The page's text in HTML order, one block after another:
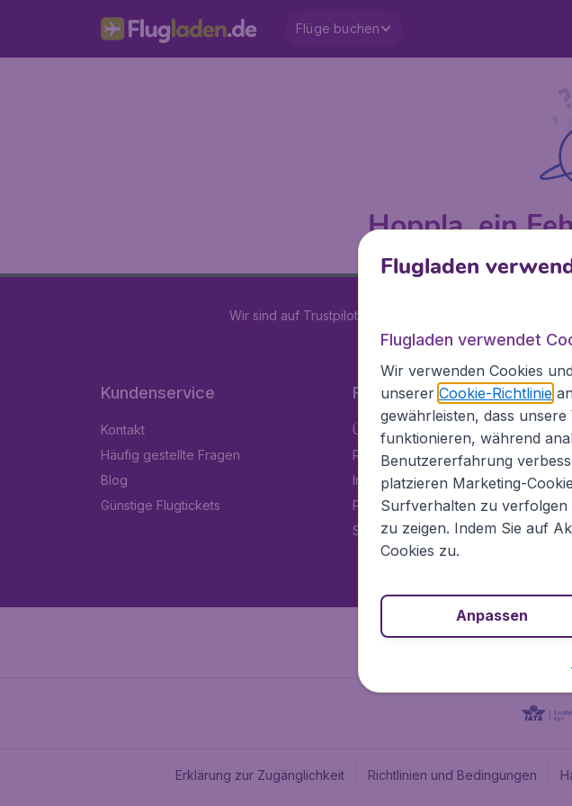
Flüge buchen
Hoppla, ein
Wir sind auf Trustpilot mit
Kundenservice
Kontakt
Häufig gestellte Fragen
Blog
Günstige Flugtickets
Flugladen.de
Über Flugladen.de
Rechtliche Informationen
Impressum
Partnerprogramm
Stellenangebote
Erklärung zur Zugänglichkeit Richtlinien und Bedingungen
Flugladen
Flugladen verwendet
Wir verwenden Cookies
unserer Cookie-Richtlinie
gewährleisten, dass
funktionieren, während
Benutzererfahrung
platzieren Marketing-
Surfverhalten zu verfolgen
zu zeigen. Indem Sie auf
Cookies zu.
Anpassen